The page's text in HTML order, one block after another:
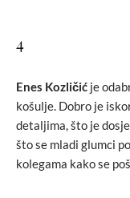
4
Enes Kozličić je
košulje. Dobro je
detaljima, što je
što se mladi glumci
kolegama kako se